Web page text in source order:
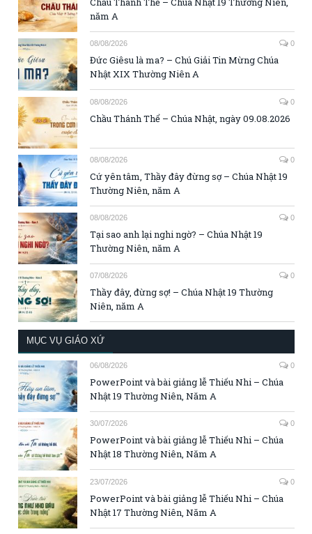
năm A
08/08/2026 0
Đức Giêsu là ma? – Chú Giải Tin Mừng Chúa
Nhật XIX Thường Niên A
08/08/2026 0
Chầu Thánh Thể – Chúa Nhật, ngày 09.08.2026
08/08/2026 0
Cứ yên tâm, Thầy đây đừng sợ – Chúa Nhật 19
Thường Niên, năm A
08/08/2026 0
Tại sao anh lại nghi ngờ? – Chúa Nhật 19
Thường Niên, năm A
07/08/2026 0
Thầy đây, đừng sợ! – Chúa Nhật 19 Thường
Niên, năm A
MỤC VỤ GIÁO XỨ
06/08/2026 0
PowerPoint và bài giảng lễ Thiếu Nhi – Chúa
Nhật 19 Thường Niên, Năm A
30/07/2026 0
PowerPoint và bài giảng lễ Thiếu Nhi – Chúa
Nhật 18 Thường Niên, Năm A
23/07/2026 0
PowerPoint và bài giảng lễ Thiếu Nhi – Chúa
Nhật 17 Thường Niên, Năm A